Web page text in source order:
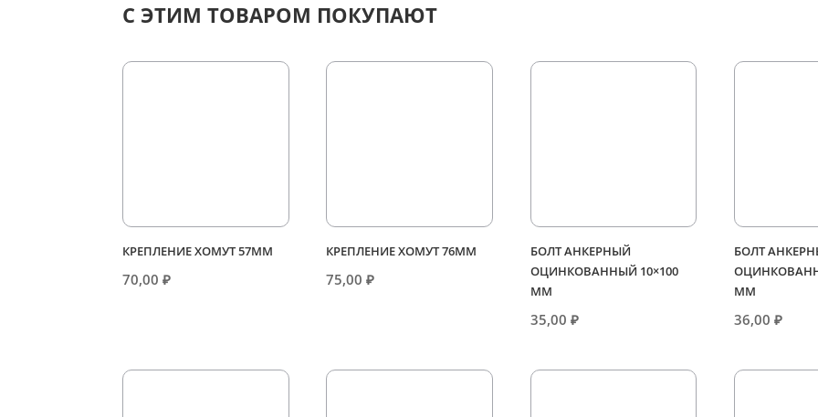
С ЭТИМ ТОВАРОМ ПОКУПАЮТ
КРЕПЛЕНИЕ ХОМУТ 57ММ
70,00₽
КРЕПЛЕНИЕ ХОМУТ 76ММ
75,00₽
БОЛТ АНКЕРНЫЙ
ОЦИНКОВАННЫЙ 10×100
ММ
35,00 ₽
БОЛТ
ММ
36,00 ₽